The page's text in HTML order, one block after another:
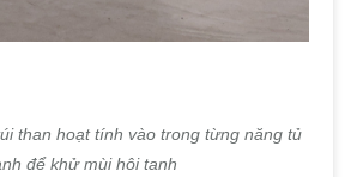
than hoạt tính vào trong từng năng tủ
để khử mùi hôi tanh